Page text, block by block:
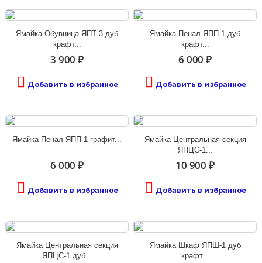
Ямайка Обувница ЯПТ-3 дуб
крафт...
3 900 ₽
Добавить в избранное
Ямайка Пенал ЯПП-1 дуб
крафт...
6 000 ₽
Добавить в избранное
Ямайка Пенал ЯПП-1 графит...
6 000 ₽
Добавить в избранное
Ямайка Центральная секция
ЯПЦС-1...
10 900 ₽
Добавить в избранное
Ямайка Центральная секция
ЯПЦС-1 дуб...
Ямайка Шкаф ЯПШ-1 дуб
крафт...